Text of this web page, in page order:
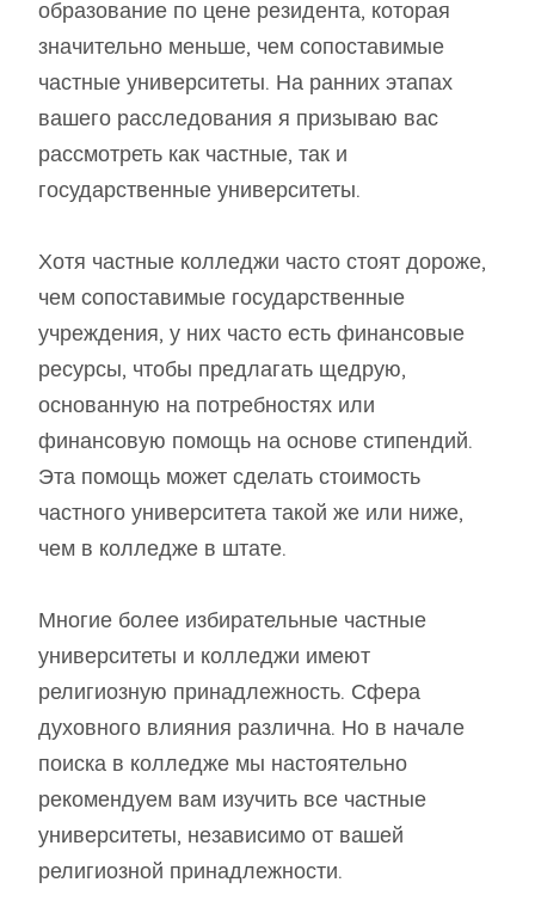
образование по цене резидента, которая
значительно меньше, чем сопоставимые
частные университеты. На ранних этапах
вашего расследования я призываю вас
рассмотреть как частные, так и
государственные университеты.
Хотя частные колледжи часто стоят дороже,
чем сопоставимые государственные
учреждения, у них часто есть финансовые
ресурсы, чтобы предлагать щедрую,
основанную на потребностях или
финансовую помощь на основе стипендий.
Эта помощь может сделать стоимость
частного университета такой же или ниже,
чем в колледже в штате.
Многие более избирательные частные
университеты и колледжи имеют
религиозную принадлежность. Сфера
духовного влияния различна. Но в начале
поиска в колледже мы настоятельно
рекомендуем вам изучить все частные
университеты, независимо от вашей
религиозной принадлежности.